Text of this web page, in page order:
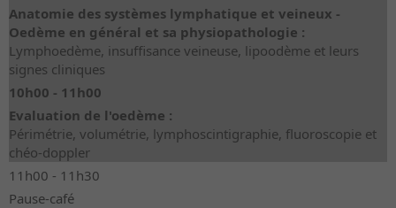
Anatomie des systèmes lymphatique et veineux -
Oedème en général et sa physiopathologie :
Lymphoedème, insuffisance veineuse, lipoodème et leurs
signes cliniques
10h00 - 11h00
Evaluation de l'oedème :
Périmétrie, volumétrie, lymphoscintigraphie, fluoroscopie et
chéo-doppler
11h00 - 11h30
Pause-café